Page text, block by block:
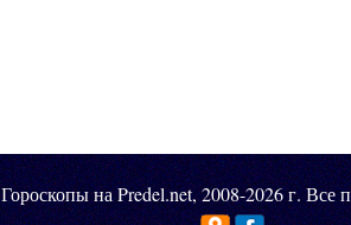
Гороскопы на Predel.net, 2008-2026 г. Все